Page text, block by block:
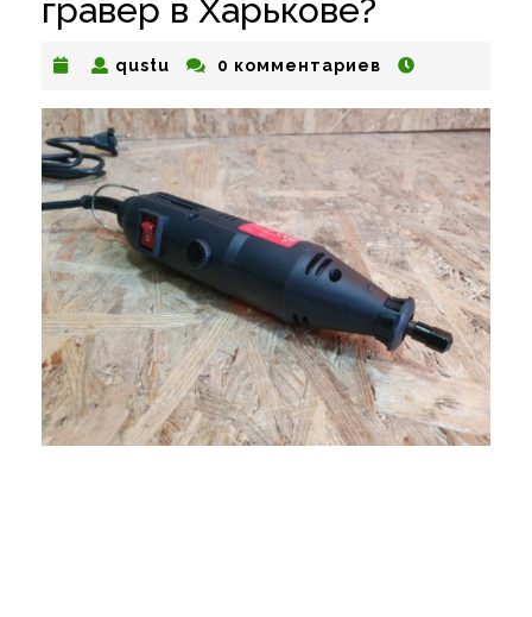
гравер в Харькове?
qustu qustu0 комментариев